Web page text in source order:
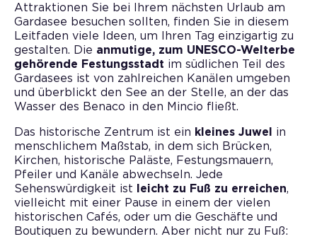
Attraktionen Sie bei Ihrem nächsten Urlaub am
Gardasee besuchen sollten, finden Sie in diesem
Leitfaden viele Ideen, um Ihren Tag einzigartig zu
gestalten. Die anmutige, zum UNESCO-Welterbe
gehörende Festungsstadt im südlichen Teil des
Gardasees ist von zahlreichen Kanälen umgeben
und überblickt den See an der Stelle, an der das
Wasser des Benaco in den Mincio fließt.
Das historische Zentrum ist ein kleines Juwel
in
menschlichem Maßstab, in dem sich Brücken,
Kirchen, historische Paläste, Festungsmauern,
Pfeiler und Kanäle abwechseln. Jede
Sehenswürdigkeit ist
leicht zu Fuß zu erreichen,
vielleicht mit einer Pause in einem der vielen
historischen Cafés, oder um die Geschäfte und
Boutiquen zu bewundern. Aber nicht nur zu Fuß: